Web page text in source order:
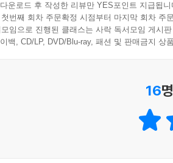
퍼 리얼리즘의 유행은 우리 시대 ‘구경
로 더 리얼한 구경의 대상이 되고 있는
언가가 있을 때도 있다. 가령 ‘틀딱충’,
적당히 애쓰면 얻을 수 있는 것은 굳이
다. 다시 말해, 인생에 필요한 ‘적절한
대부분이 이용하는 유튜브만 하더라
군을 나누어, 상대편을 일반화하고 프
일처럼 보이지만, 이런 일의 핵심은 오
대하는 방식의 왜곡, 타인과 관계 맺는
싸우는 방식, 육아를 하며 아이를 통해
운로드 후 작성한 리뷰만 YES포인트 지급됩니
번째 회차 주문확정 시점부터 마지막 회차 주
임으로 진행된 클래스는 사락 독서모임 게시
백, CD/LP, DVD/Blu-ray, 패션 및 판매금지 상
16